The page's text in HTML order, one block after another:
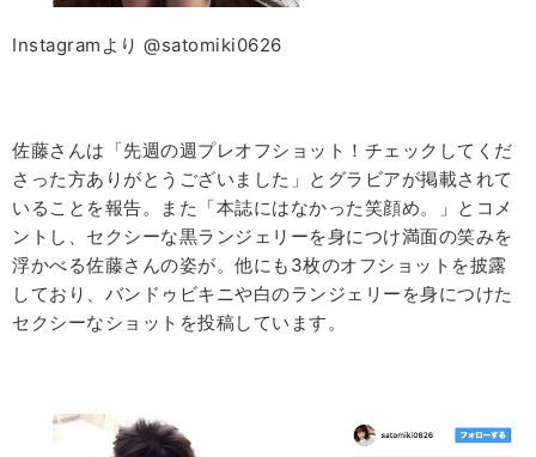
Instagramより @satomiki0626
佐藤さんは「先週の週プレオフショット！チェックしてくだ
さった方ありがとうございました」とグラビアが掲載されて
いることを報告。また「本誌にはなかった笑顔め。」とコメ
ントし、セクシーな黒ランジェリーを身につけ満面の笑みを
浮かべる佐藤さんの姿が。他にも3枚のオフショットを披露
しており、バンドゥビキニや白のランジェリーを身につけた
セクシーなショットを投稿しています。